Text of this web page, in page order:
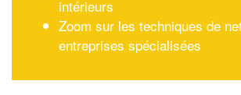
intérieurs
Zoom sur les techniques de
entreprises spécialisées